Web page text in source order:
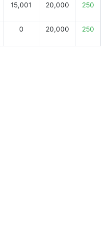
15,001 20,000 250
0 20,000 250